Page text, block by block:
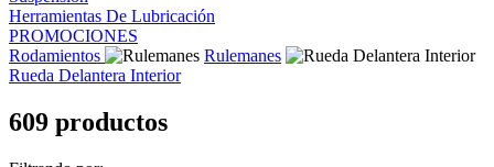
Herramientas De Lubricación
PROMOCIONES
Rodamientos
Rulemanes
Rueda Delantera Interior
609 productos